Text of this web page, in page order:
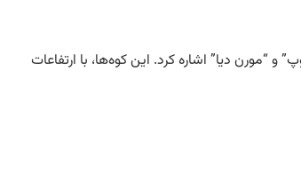
“مورن دیا” اشاره کرد. این کوه‌ها، با ارتفاعات